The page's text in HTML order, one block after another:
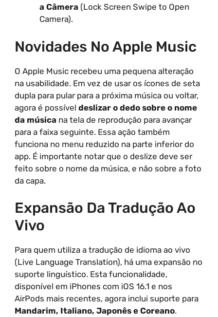
a Câmera (Lock Screen Swipe to Open
Camera).
Novidades No Apple Music
O Apple Music recebeu uma pequena alteração
na usabilidade. Em vez de usar os ícones de seta
dupla para pular para a próxima música ou voltar,
agora é possível deslizar o dedo sobre o nome
da música na tela de reprodução para avançar
para a faixa seguinte. Essa ação também
funciona no menu reduzido na parte inferior do
app. É importante notar que o deslize deve ser
feito sobre o nome da música, e não sobre a foto
da capa.
Expansão Da Tradução Ao
Vivo
Para quem utiliza a tradução de idioma ao vivo
(Live Language Translation), há uma expansão no
suporte linguístico. Esta funcionalidade,
disponível em iPhones com iOS 16.1 e nos
AirPods mais recentes, agora inclui suporte para
Mandarim, Italiano, Japonês e Coreano.